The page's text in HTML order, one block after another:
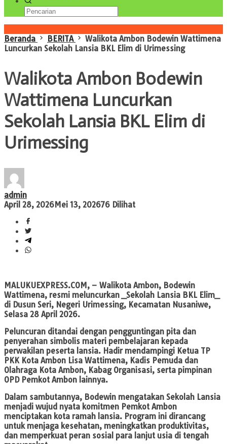
Beranda
BERITA
Walikota Ambon Bodewin Wattimena
Luncurkan Sekolah Lansia BKL Elim di Urimessing
Walikota Ambon Bodewin
Wattimena Luncurkan
Sekolah Lansia BKL Elim di
Urimessing
admin
April 28, 2026Mei 13, 202676 Dilihat
MALUKUEXPRESS.COM, – Walikota Ambon, Bodewin
Wattimena, resmi meluncurkan _Sekolah Lansia BKL Elim_
di Dusun Seri, Negeri Urimessing, Kecamatan Nusaniwe,
Selasa 28 April 2026.
Peluncuran ditandai dengan pengguntingan pita dan
penyerahan simbolis materi pembelajaran kepada
perwakilan peserta lansia. Hadir mendampingi Ketua TP
PKK Kota Ambon Lisa Wattimena, Kadis Pemuda dan
Olahraga Kota Ambon, Kabag Organisasi, serta pimpinan
OPD Pemkot Ambon lainnya.
Dalam sambutannya, Bodewin mengatakan Sekolah Lansia
menjadi wujud nyata komitmen Pemkot Ambon
menciptakan kota ramah lansia. Program ini dirancang
untuk menjaga kesehatan, meningkatkan produktivitas,
dan memperkuat peran sosial para lanjut usia di tengah